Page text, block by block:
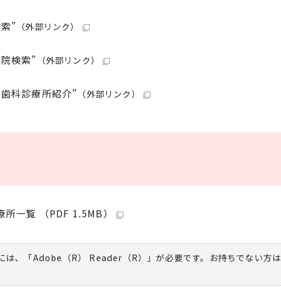
” （外部リンク）
検索” （外部リンク）
科診療所紹介” （外部リンク）
一覧 （PDF 1.5MB）
は、「Adobe（R） Reader（R）」が必要です。お持ちでない方は